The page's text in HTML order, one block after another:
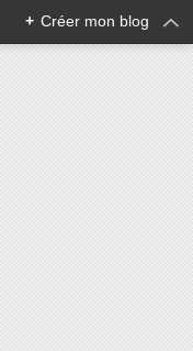
+ Créer mon blog